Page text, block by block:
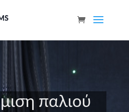
παλιού